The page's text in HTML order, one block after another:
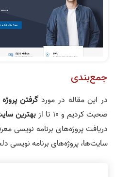
جمع‌بندی
در این مقاله در موردگرفتن
صحبت کردیم و 10 تا از
بهترین
دریافت پروژه‌های برنامه نویسی
سایت‌ها، پروژه‌های برنامه نویسی